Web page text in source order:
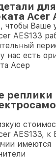
для
Acer
чтобы Ваше
AES133
нас есть
Асер
реплики
AES133,
имеются